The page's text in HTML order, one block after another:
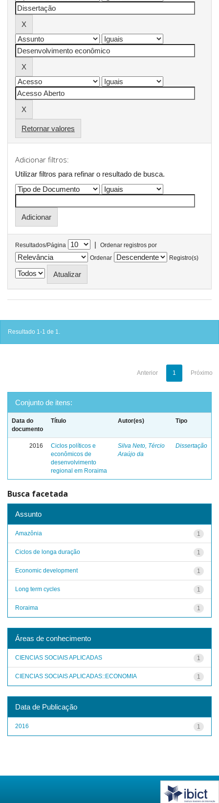
Retornar valores
Adicionar filtros:
Utilizar filtros para refinar o resultado de busca.
Resultados/Página |
Ordenar registros por
Ordenar
Registro(s)
Resultado 1-1 de 1.
Anterior 1 Próximo
Conjunto de itens:
Data do
documento
Título Autor(es) Tipo
2016
Ciclos políticos e
econômicos de
desenvolvimento
regional em Roraima
Silva Neto, Tércio
Araújo da
Dissertação
Busca facetada
Assunto
1
Amazônia
1
Ciclos de longa duração
1
Economic development
1
Long term cycles
1
Roraima
Áreas de conhecimento
1
CIENCIAS SOCIAIS APLICADAS
1
CIENCIAS SOCIAIS APLICADAS::ECONOMIA
Data de Publicação
1
2016